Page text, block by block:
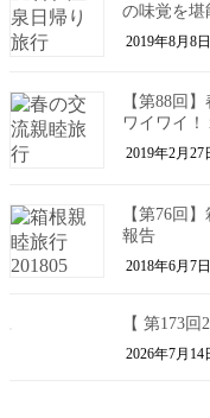
の味覚を堪
2019年8月8日
【第88回
ワイワイ
2019年2月27
【第76回
報告
2018年6月7日
【 第173
2026年7月14